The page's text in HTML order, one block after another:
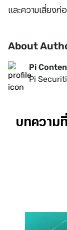
และความเสี่ยงก่
About
Pi
Pi
บทความ